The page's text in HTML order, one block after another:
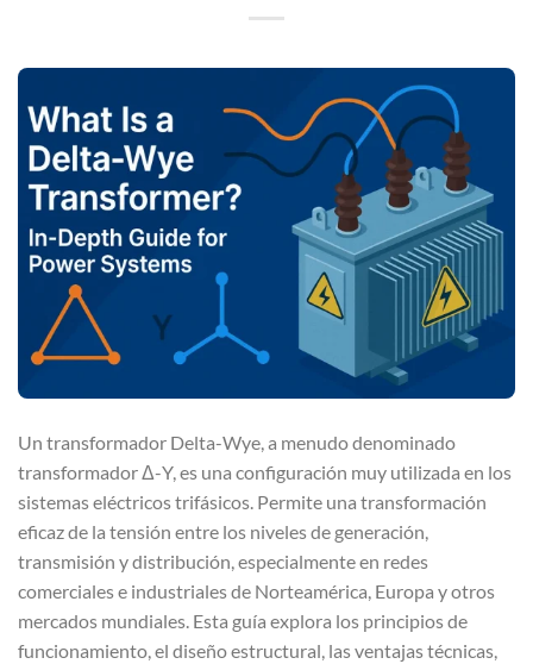
Un transformador Delta-Wye, a menudo denominado
transformador Δ-Y, es una configuración muy utilizada en los
sistemas eléctricos trifásicos. Permite una transformación
eficaz de la tensión entre los niveles de generación,
transmisión y distribución, especialmente en redes
comerciales e industriales de Norteamérica, Europa y otros
mercados mundiales. Esta guía explora los principios de
funcionamiento, el diseño estructural, las ventajas técnicas,